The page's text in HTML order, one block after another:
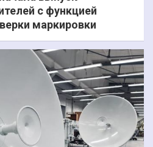
с функцией
маркировки